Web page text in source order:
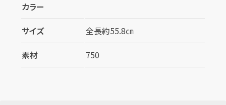
カラー
サイズ
全長約55.8㎝
素材
750